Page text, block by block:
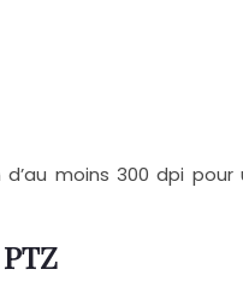
moins 300 dpi